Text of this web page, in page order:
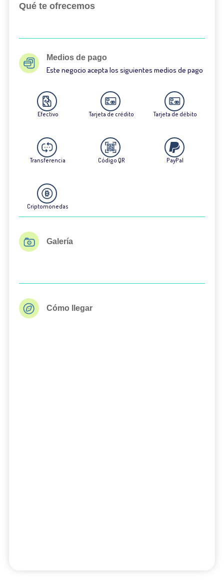
Qué te ofrecemos
Medios de pago
Este negocio acepta los siguientes medios de pago
Efectivo Tarjeta de crédito Tarjeta de débito
Transferencia Código QR PayPal
Criptomonedas
Galería
Cómo llegar